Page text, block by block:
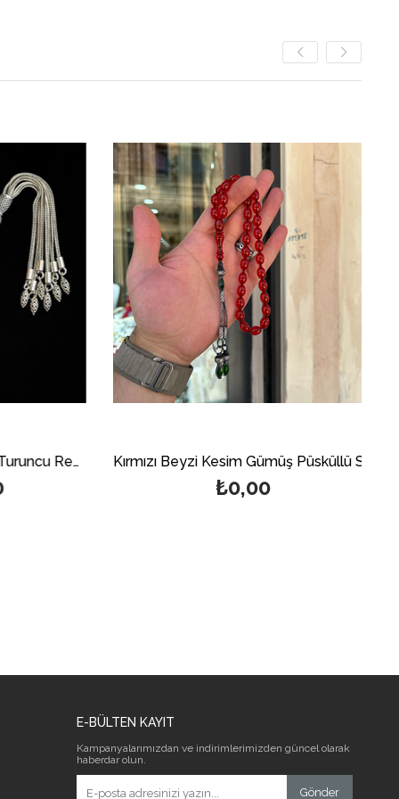
925 Ayar Gümüş Püsküllü Turuncu Renk Sıkma Kehribar Tesbih Kırmızı Beyzi Kesim Gümüş Püsküllü Sıkma Kehribar Tesbih
₺0,00
E-BÜLTEN KAYIT
Kampanyalarımızdan ve indirimlerimizden güncel olarak
haberdar olun.
Gönder